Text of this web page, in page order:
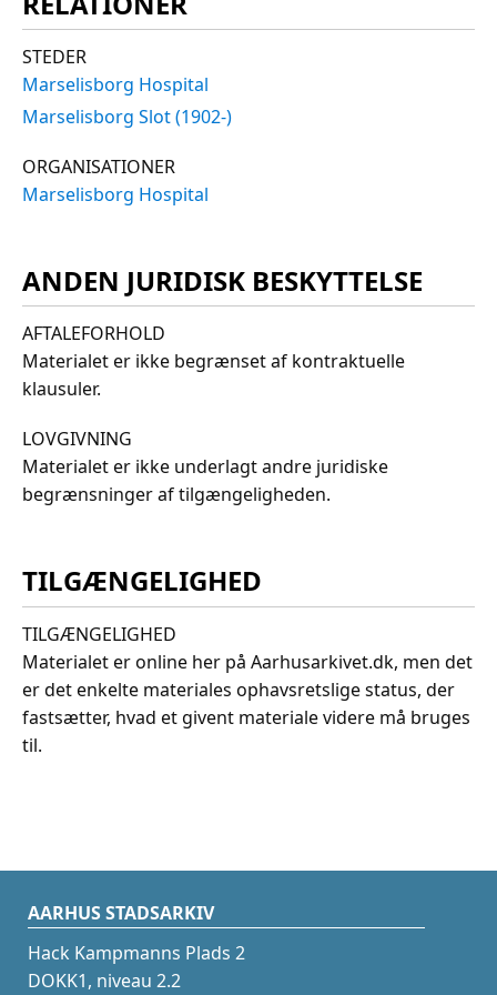
STEDER
Marselisborg Hospital
Marselisborg Slot (1902-)
ORGANISATIONER
Marselisborg Hospital
ANDEN JURIDISK BESKYTTELSE
AFTALEFORHOLD
Materialet er ikke begrænset af kontraktuelle
klausuler.
LOVGIVNING
Materialet er ikke underlagt andre juridiske
begrænsninger af tilgængeligheden.
TILGÆNGELIGHED
TILGÆNGELIGHED
Materialet er online her på Aarhusarkivet.dk, men det
er det enkelte materiales ophavsretslige status, der
fastsætter, hvad et givent materiale videre må bruges
til.
AARHUS STADSARKIV
Hack Kampmanns Plads 2
DOKK1, niveau 2.2